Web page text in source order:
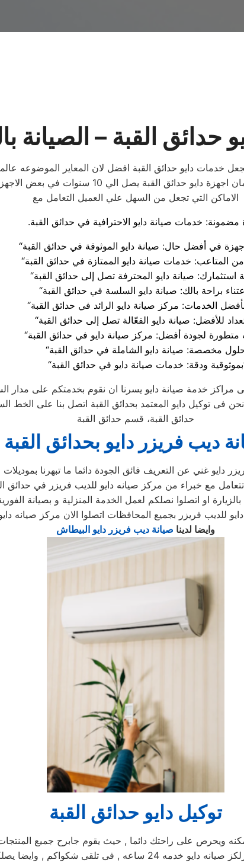
حدائق القبة – الصيانة
ديب فريزر دايو حدائق القبة 24 ساعه يوميا يجعل خدمات دايو حدائق القبة
الاوسط ولكن لان خدمات دايو حدائق القبة ما بعد
الاماكن التي تجعل من السهل علي العميل التعامل مع
القبة”
مراكز خدمة صيانة دايو يسرنا ان نقوم بخدمتكم على مدار
حدائق القبة، قسم حدائق القبة
ديب فريزر دايو بحدائق القبة
وايضا لدينا صيانة ديب فريزر دايو البيطاش
توكيل دايو حدائق القبة
على راحتك دائما , حيث يقوم جابرح جميع المنتجات
يوجد فريق دعم فنى يقوم صيانه جميع الاجهزه الكهربائيه, كما توفر